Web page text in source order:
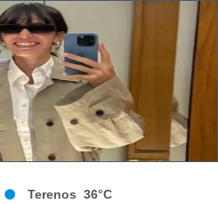
Terenos 36°C